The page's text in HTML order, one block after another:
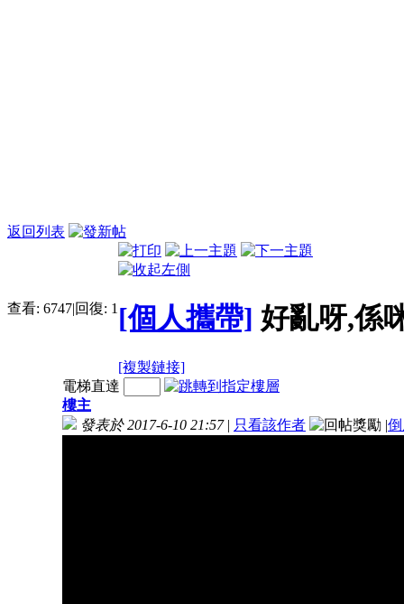
返回列表
查看: 6747|回復: 1 [個人攜帶] 好亂呀,係
[複製鏈接]
電梯直達
樓主
發表於 2017-6-10 21:57 | 只看該作者 |